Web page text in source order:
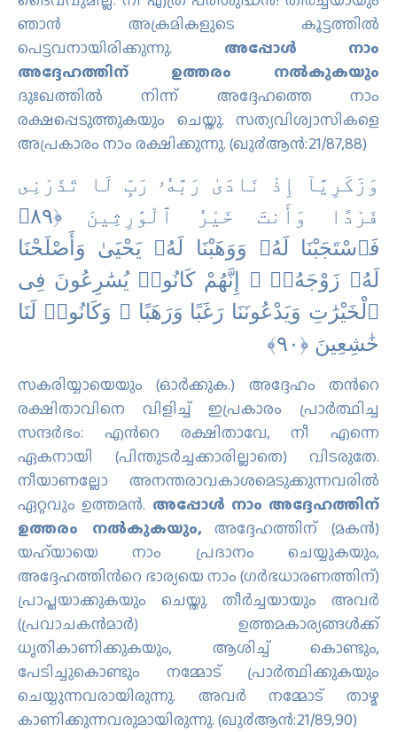
ഞാന്‍ അക്രമികളുടെ കൂട്ടത്തില്‍
പെട്ടവനായിരിക്കുന്നു. അപ്പോള്‍ നാം
അദ്ദേഹത്തിന് ഉത്തരം നല്‍കുകയും
ദുഃഖത്തില്‍ നിന്ന് അദ്ദേഹത്തെ നാം
രക്ഷപ്പെടുത്തുകയും ചെയ്തു. സത്യവിശ്വാസികളെ
അപ്രകാരം നാം രക്ഷിക്കുന്നു. (ഖു൪ആന്‍:21/87,88)
وَزَكَرِيَّآ إِذْ نَادَىٰ رَبَّهُۥ رَبِّ لَا تَذَرْنِى
فَرْدًا وَأَنتَ خَيْرُ ٱلْوَٰرِثِينَ ‎﴿٨٩﴾‏
فَٱسْتَجَبْنَا لَهُۥ وَوَهَبْنَا لَهُۥ يَحْيَىٰ وَأَصْلَحْنَا
لَهُۥ زَوْجَهُۥٓ ۚ إِنَّهُمْ كَانُوا۟ يُسَٰرِعُونَ فِى
ٱلْخَيْرَٰتِ وَيَدْعُونَنَا رَغَبًا وَرَهَبًا ۖ وَكَانُوا۟ لَنَا
خَٰشِعِينَ ‎﴿٩٠﴾‏
സകരിയ്യായെയും (ഓര്‍ക്കുക.) അദ്ദേഹം തന്‍റെ
രക്ഷിതാവിനെ വിളിച്ച് ഇപ്രകാരം പ്രാര്‍ത്ഥിച്ച
സന്ദര്‍ഭം: എന്‍റെ രക്ഷിതാവേ, നീ എന്നെ
ഏകനായി (പിന്തുടര്‍ച്ചക്കാരില്ലാതെ) വിടരുതേ.
നീയാണല്ലോ അനന്തരാവകാശമെടുക്കുന്നവരില്‍
ഏറ്റവും ഉത്തമന്‍. അപ്പോള്‍ നാം അദ്ദേഹത്തിന്
ഉത്തരം നല്‍കുകയും,അദ്ദേഹത്തിന് (മകന്‍)
യഹ്‌യായെ നാം പ്രദാനം ചെയ്യുകയും,
അദ്ദേഹത്തിന്‍റെ ഭാര്യയെ നാം (ഗര്‍ഭധാരണത്തിന്‌)
പ്രാപ്തയാക്കുകയും ചെയ്തു. തീര്‍ച്ചയായും അവര്‍
(പ്രവാചകന്‍മാര്‍) ഉത്തമകാര്യങ്ങള്‍ക്ക്
ധൃതികാണിക്കുകയും, ആശിച്ച് കൊണ്ടും,
പേടിച്ചുകൊണ്ടും നമ്മോട് പ്രാര്‍ത്ഥിക്കുകയും
ചെയ്യുന്നവരായിരുന്നു. അവര്‍ നമ്മോട് താഴ്മ
കാണിക്കുന്നവരുമായിരുന്നു. (ഖു൪ആന്‍:21/89,90)